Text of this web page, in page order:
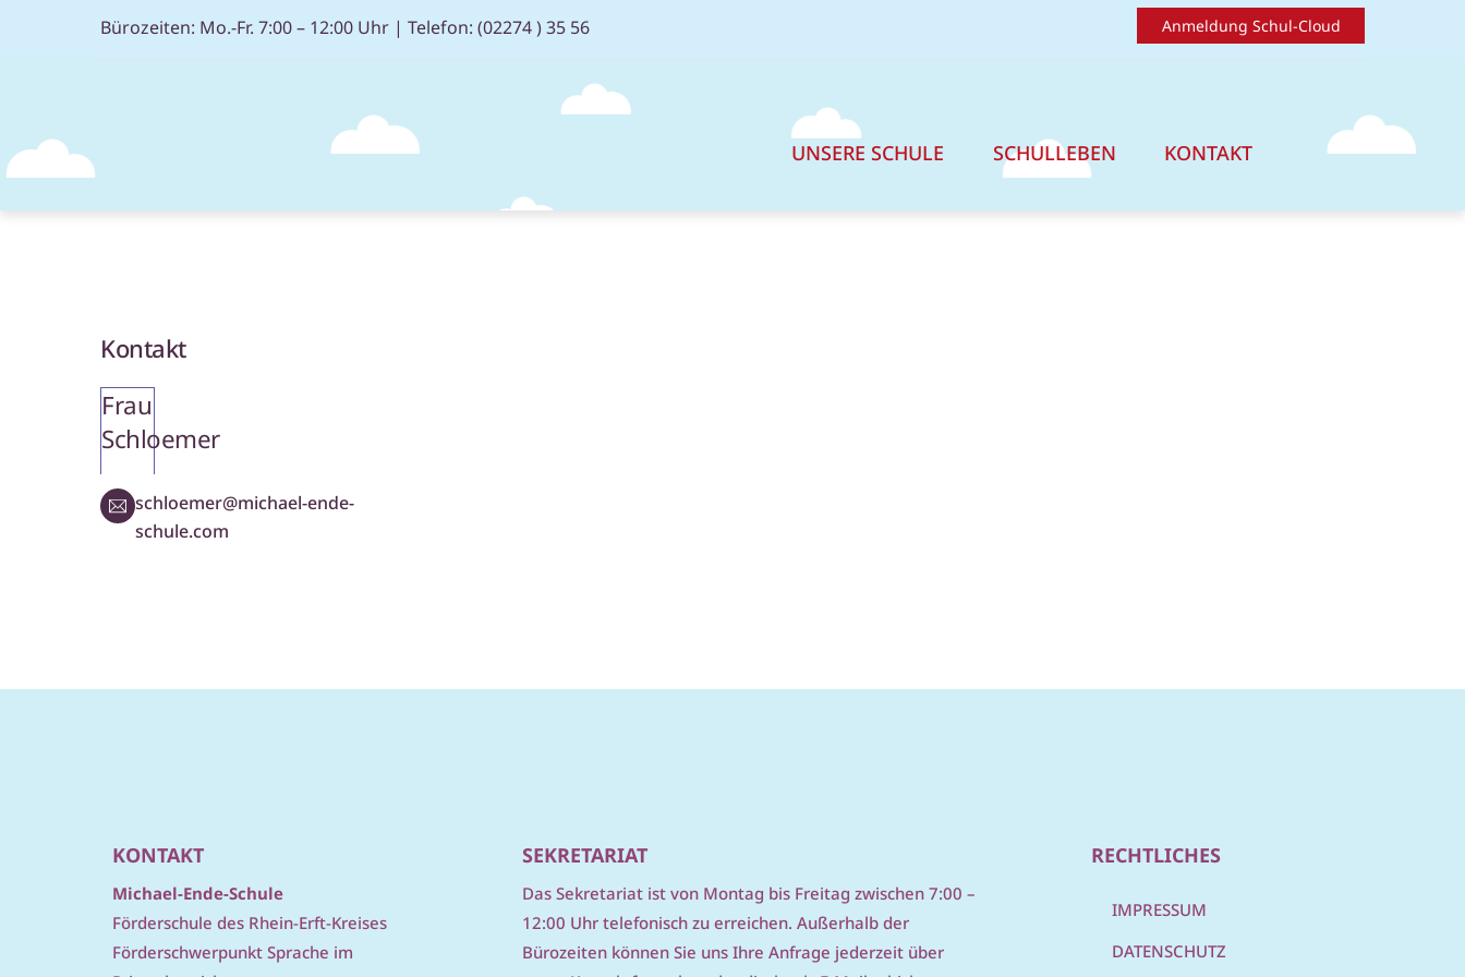
Bürozeiten: Mo.-Fr. 7:00 – 12:00 Uhr | Telefon: (02274 ) 35 56 Anmeldung Schul-Cloud
UNSERE SCHULE SCHULLEBEN KONTAKT
Kontakt
Frau
Schloemer
schloemer@michael-ende-
schule.com
KONTAKT
Michael-Ende-Schule
Förderschule des Rhein-Erft-Kreises
Förderschwerpunkt Sprache im
SEKRETARIAT
Das Sekretariat ist von Montag bis Freitag zwischen 7:00 –
12:00 Uhr telefonisch zu erreichen. Außerhalb der
Bürozeiten können Sie uns Ihre Anfrage jederzeit über
RECHTLICHES
IMPRESSUM
DATENSCHUTZ